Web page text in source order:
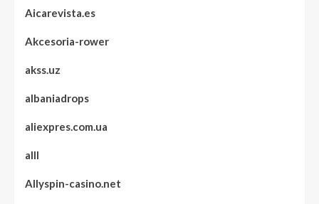
Aicarevista.es
Akcesoria-rower
akss.uz
albaniadrops
aliexpres.com.ua
alll
Allyspin-casino.net